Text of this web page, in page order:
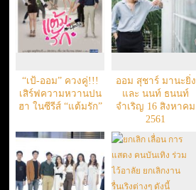
“เป้-ออม” ควงคู่!!!
เสิร์ฟความหวานปน
ฮา ในซีรีส์ “แต้มรัก”
ออม สุชาร์ มานะยิ่ง
และ นนท์ ธนนท์
จำเริญ 16 สิงหาคม
2561